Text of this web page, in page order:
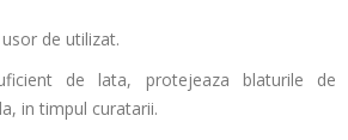
de utilizat.
de lata, protejeaza blaturile de
in timpul curatarii.